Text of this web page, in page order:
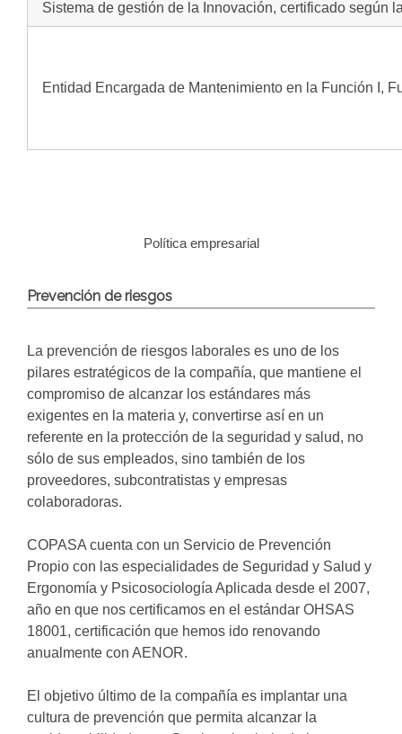
Sistema de gestión de la Innovación, certificado según
Entidad Encargada de Mantenimiento en la Función I,
Política empresarial
Prevención de riesgos
La prevención de riesgos laborales es uno de los
pilares estratégicos de la compañía, que mantiene el
compromiso de alcanzar los estándares más
exigentes en la materia y, convertirse así en un
referente en la protección de la seguridad y salud, no
sólo de sus empleados, sino también de los
proveedores, subcontratistas y empresas
colaboradoras.
COPASA cuenta con un Servicio de Prevención
Propio con las especialidades de Seguridad y Salud y
Ergonomía y Psicosociología Aplicada desde el 2007,
año en que nos certificamos en el estándar OHSAS
18001, certificación que hemos ido renovando
anualmente con AENOR.
El objetivo último de la compañía es implantar una
cultura de prevención que permita alcanzar la